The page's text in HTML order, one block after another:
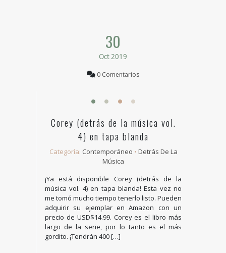
30
Oct 2019
0 Comentarios
Corey (detrás de la música vol.
4) en tapa blanda
Categoría: Contemporáneo • Detrás De La
Música
¡Ya está disponible Corey (detrás de la
música vol. 4) en tapa blanda! Esta vez no
me tomó mucho tiempo tenerlo listo. Pueden
adquirir su ejemplar en Amazon con un
precio de USD$14.99. Corey es el libro más
largo de la serie, por lo tanto es el más
gordito. ¡Tendrán 400 […]